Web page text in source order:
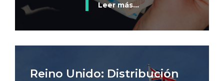
Leer más...
Reino Unido: Distribución